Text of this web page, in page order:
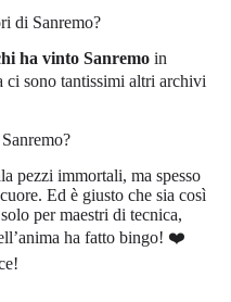
di Sanremo?
ha vinto Sanremo in
ci sono tantissimi altri archivi
pezzi immortali, ma spesso
Ed è giusto che sia così
per maestri di tecnica,
ha fatto bingo! ❤️